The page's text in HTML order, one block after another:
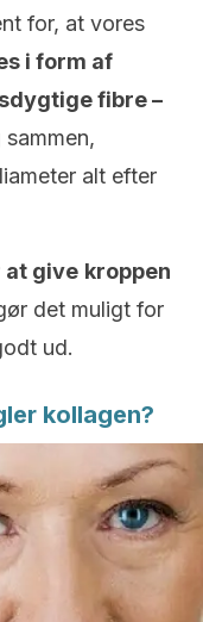
for, at vores
i form af
fibre –
alt efter
at give kroppen
det muligt for
ud.
kollagen?